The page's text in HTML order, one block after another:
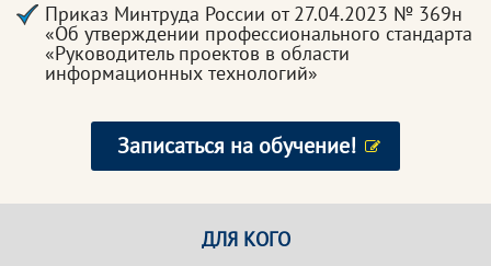
Приказ Минтруда России от 27.04.2023 № 369н
«Об утверждении профессионального стандарта
«Руководитель проектов в области
информационных технологий»
Записаться на обучение!
ДЛЯ КОГО